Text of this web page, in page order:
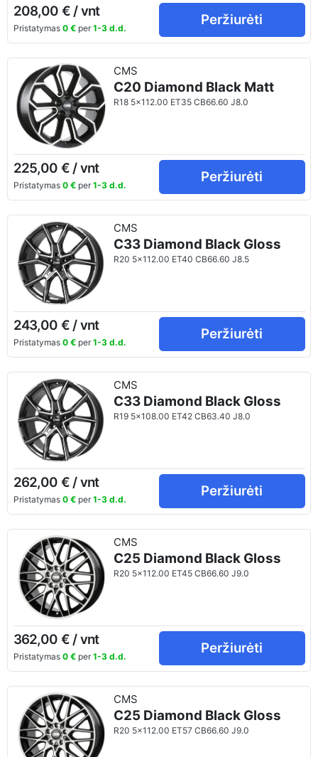
208,00 € / vnt
Pristatymas 0 €per 1-3 d.d.
Peržiurėti
CMS
C20 Diamond Black Matt
R18 5x112.00 ET35 CB66.60 J8.0
225,00 € / vnt
Pristatymas 0 €per 1-3 d.d.
Peržiurėti
CMS
C33 Diamond Black Gloss
R20 5x112.00 ET40 CB66.60 J8.5
243,00 € / vnt
Pristatymas 0 €per 1-3 d.d.
Peržiurėti
CMS
C33 Diamond Black Gloss
R19 5x108.00 ET42 CB63.40 J8.0
262,00 € / vnt
Pristatymas 0 €per 1-3 d.d.
Peržiurėti
CMS
C25 Diamond Black Gloss
R20 5x112.00 ET45 CB66.60 J9.0
362,00 € / vnt
Pristatymas 0 €per 1-3 d.d.
Peržiurėti
CMS
C25 Diamond Black Gloss
R20 5x112.00 ET57 CB66.60 J9.0